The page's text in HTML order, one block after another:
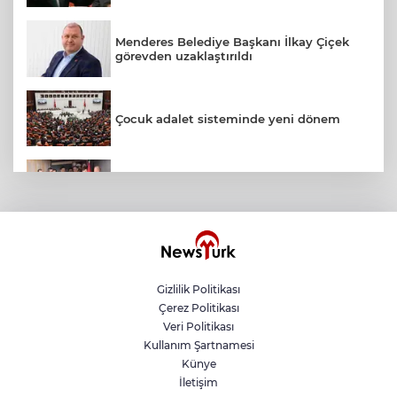
Menderes Belediye Başkanı İlkay Çiçek
görevden uzaklaştırıldı
Çocuk adalet sisteminde yeni dönem
Bakan Uraloğlu'ndan Memduh
Çolakbayrakdar'a övgü
Kayseri YHT hattına sıkı takip
Büyükelçiliklerde değişim... 4 ülkeye yeni
Gizlilik Politikası
Çerez Politikası
Veri Politikası
Kullanım Şartnamesi
Künye
İletişim